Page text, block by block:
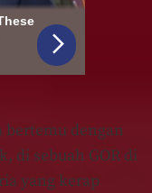
bertemu dengan
di sebuah GOR di
yang kerap